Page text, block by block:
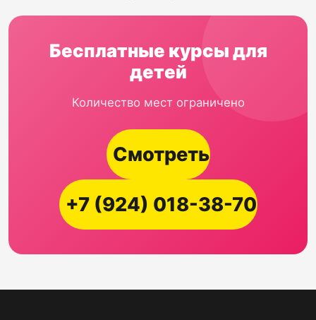
Бесплатные курсы для
детей
Количество мест ограничено
Смотреть
+7 (924) 018-38-70